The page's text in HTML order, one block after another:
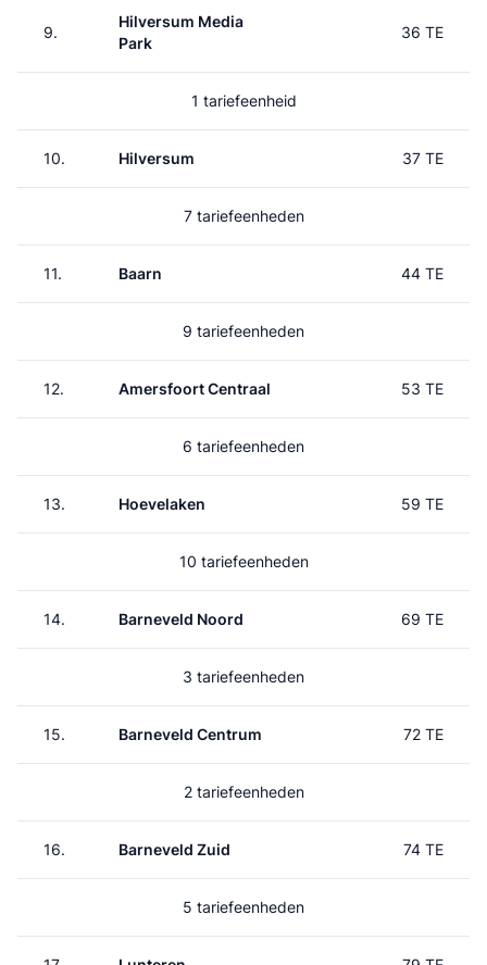
9.
Hilversum Media
Park
36 TE
1 tariefeenheid
10. Hilversum 37 TE
7 tariefeenheden
11. Baarn 44 TE
9 tariefeenheden
12. Amersfoort Centraal 53 TE
6 tariefeenheden
13. Hoevelaken 59 TE
10 tariefeenheden
14. Barneveld Noord 69 TE
3 tariefeenheden
15. Barneveld Centrum 72 TE
2 tariefeenheden
16. Barneveld Zuid 74 TE
5 tariefeenheden